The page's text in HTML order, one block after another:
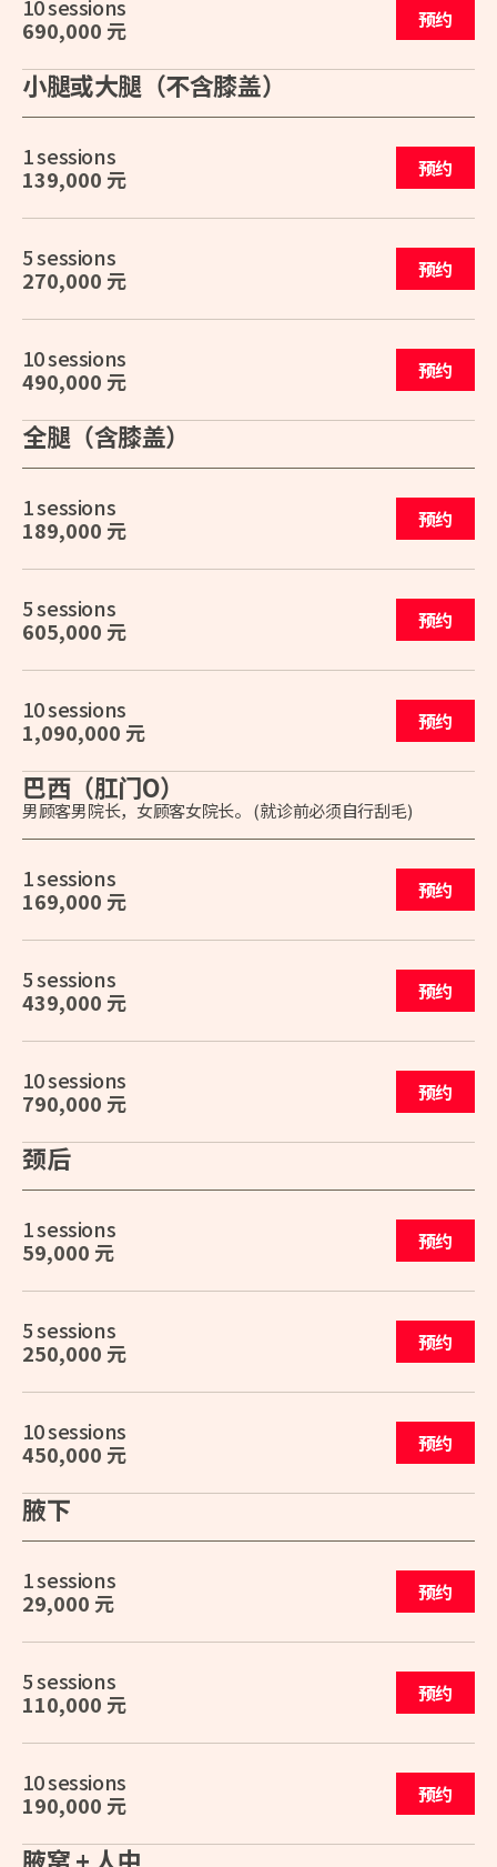
10 sessions
690,000 元
预约
小腿或大腿（不含膝盖）
1 sessions
139,000 元
预约
5 sessions
270,000 元
预约
10 sessions
490,000 元
预约
全腿（含膝盖）
1 sessions
189,000 元
预约
5 sessions
605,000 元
预约
10 sessions
1,090,000 元
预约
巴西（肛门O）
男顾客男院长，女顾客女院长。 (就诊前必须自行刮毛)
1 sessions
169,000 元
预约
5 sessions
439,000 元
预约
10 sessions
790,000 元
预约
颈后
1 sessions
59,000 元
预约
5 sessions
250,000 元
预约
10 sessions
450,000 元
预约
腋下
1 sessions
29,000 元
预约
5 sessions
110,000 元
预约
10 sessions
190,000 元
预约
腋窝 + 人中